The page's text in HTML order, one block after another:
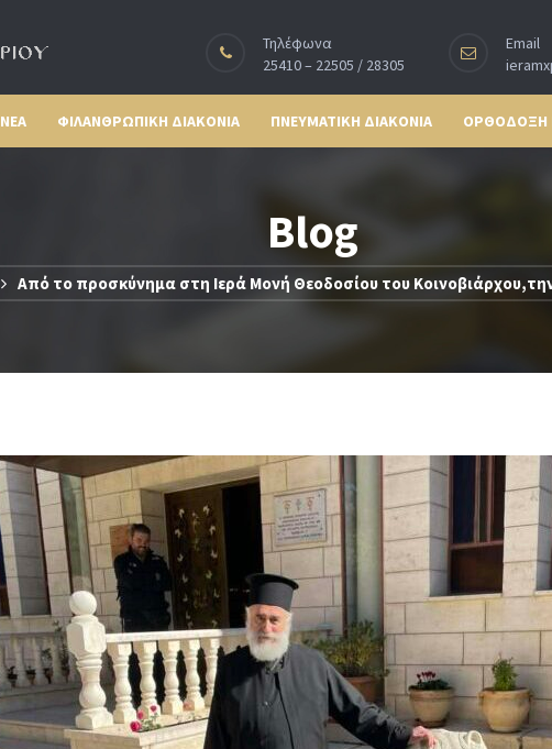
Τηλέφωνα
25410 – 22505 / 28305
Email
ΝΕΑ ΦΙΛΑΝΘΡΩΠΙΚΗ ΔΙΑΚΟΝΙΑ ΠΝΕΥΜΑΤΙΚΗ ΔΙΑΚΟΝΙΑ ΟΡΘΟΔΟΞΗ
Blog
Από το προσκύνημα στη Ιερά Μονή Θεοδοσίου του